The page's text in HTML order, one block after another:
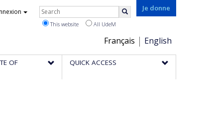
Je donne
Choix
de
la
Français English
Rechercher
This website All UdeM
OF QUICK ACCESS